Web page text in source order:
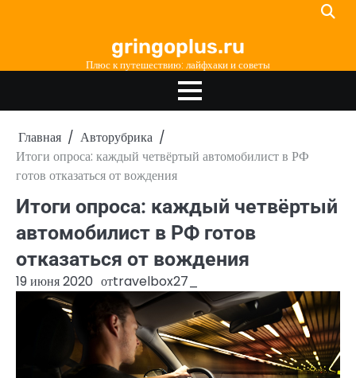
gringoplus.ru
Плюс к путешествию: лайфхаки и советы
Главная
Авторубрика
Итоги опроса: каждый четвёртый автомобилист в РФ
готов отказаться от вождения
Итоги опроса: каждый четвёртый
автомобилист в РФ готов
отказаться от вождения
19 июня 2020 отtravelbox27_